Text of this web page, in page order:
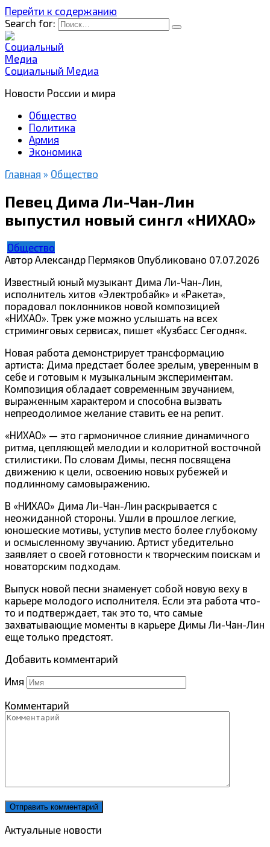
Перейти к содержанию
Search for:
Социальный Медиа
Новости России и мира
Общество
Политика
Армия
Экономика
Главная » Общество
Певец Дима Ли-Чан-Лин
выпустил новый сингл «НИХАО»
Общество
Автор Александр Пермяков Опубликовано 07.07.2026
Известный юный музыкант Дима Ли-Чан-Лин,
исполнитель хитов «Электробайк» и «Ракета»,
порадовал поклонников новой композицией
«НИХАО». Трек уже можно услышать на всех
стриминговых сервисах, пишет «Кузбасс Сегодня«.
Новая работа демонстрирует трансформацию
артиста: Дима предстает более зрелым, уверенным в
себе и готовым к музыкальным экспериментам.
Композиция обладает современным звучанием,
выраженным характером и способна вызвать
непреодолимое желание ставить ее на репит.
«НИХАО» — это гармоничное слияние динамичного
ритма, цепляющей мелодии и колоритной восточной
стилистики. По словам Димы, песня посвящена
движению к цели, освоению новых рубежей и
подлинному самовыражению.
В «НИХАО» Дима Ли-Чан-Лин раскрывается с
неожиданной стороны. Ушли в прошлое легкие,
юношеские мотивы, уступив место более глубокому
и осмысленному звучанию. Артист убедительно
заявляет о своей готовности к творческим поискам и
новаторским подходам.
Выпуск новой песни знаменует собой новую веху в
карьере молодого исполнителя. Если эта работа что-
то и подтверждает, так это то, что самые
захватывающие моменты в карьере Димы Ли-Чан-Лин
еще только предстоят.
Добавить комментарий
Имя
Комментарий
Актуальные новости